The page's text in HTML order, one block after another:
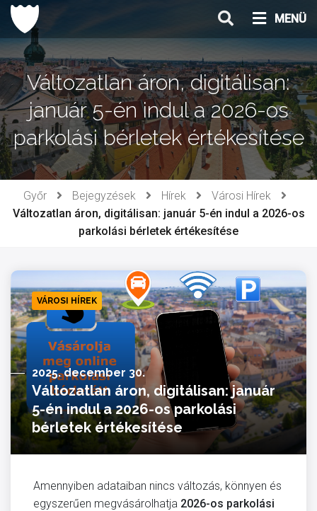
Ugrás
tartalomhoz
MENÜ
Változatlan áron, digitálisan:
január 5-én indul a 2026-os
parkolási bérletek értékesítése
Győr Bejegyzések Hírek
Városi Hírek
Változatlan áron, digitálisan: január 5-én indul a 2026-os
parkolási bérletek értékesítése
VÁROSI HÍREK
2025. december 30.
Változatlan áron, digitálisan: január
5-én indul a 2026-os parkolási
bérletek értékesítése
Amennyiben adataiban nincs változás, könnyen és
egyszerűen megvásárolhatja 2026-os parkolási